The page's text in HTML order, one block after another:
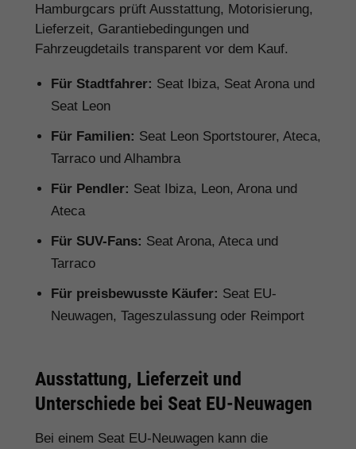
Hamburgcars prüft Ausstattung, Motorisierung,
Lieferzeit, Garantiebedingungen und
Fahrzeugdetails transparent vor dem Kauf.
Für Stadtfahrer: Seat Ibiza, Seat Arona und
Seat Leon
Für Familien: Seat Leon Sportstourer, Ateca,
Tarraco und Alhambra
Für Pendler: Seat Ibiza, Leon, Arona und
Ateca
Für SUV-Fans: Seat Arona, Ateca und
Tarraco
Für preisbewusste Käufer: Seat EU-
Neuwagen, Tageszulassung oder Reimport
Ausstattung, Lieferzeit und
Unterschiede bei Seat EU-Neuwagen
Bei einem Seat EU-Neuwagen kann die